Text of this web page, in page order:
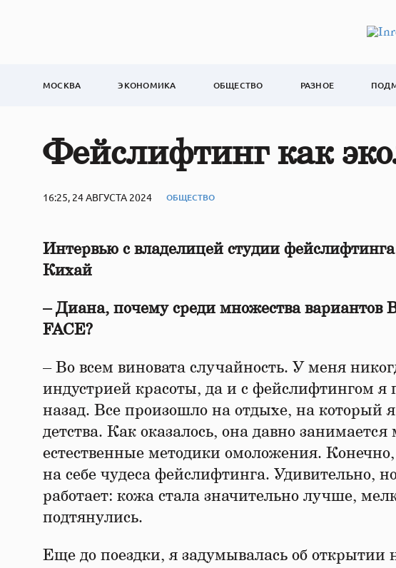
МОСКВА ЭКОНОМИКА ОБЩЕСТВО РАЗНОЕ
Фейслифтинг как
16:25, 24 АВГУСТА 2024 ОБЩЕСТВО
Интервью с владелицей студии
Кихай
– Диана, почему среди множества
FACE?
– Во всем виновата случайность. У меня
индустрией красоты, да и с фейслифтингом я
назад. Все произошло на отдыхе, на который я
детства. Как оказалось, она давно
естественные методики омоложения.
на себе чудеса фейслифтинга. Удивительно,
работает: кожа стала значительно лучше,
подтянулись.
Еще до поездки, я задумывалась об открытии